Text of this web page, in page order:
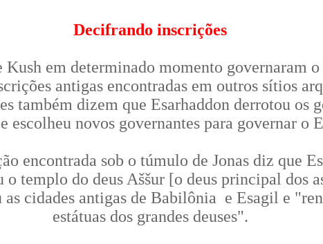
Decifrando inscrições
Kush em determinado momento governaram
antigas encontradas em outros sítios
também dizem que Esarhaddon derrotou os
escolheu novos governantes para governar o
encontrada sob o túmulo de Jonas diz que
o templo do deus Aššur [o deus principal dos
as cidades antigas de Babilônia e Esagil e
estátuas dos grandes deuses".